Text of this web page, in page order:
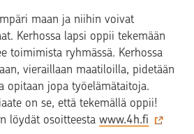
maan ja niihin voivat
Kerhossa lapsi oppii tekemään
toimimista ryhmässä. Kerhossa
vieraillaan maatiloilla, pidetään
opitaan jopa työelämätaitoja.
on se, että tekemällä oppii!
löydät osoitteesta www.4h.fi